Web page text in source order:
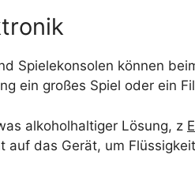
Spielekonsolen können
ein großes Spiel oder ein
alkoholhaltiger Lösung, z
auf das Gerät, um